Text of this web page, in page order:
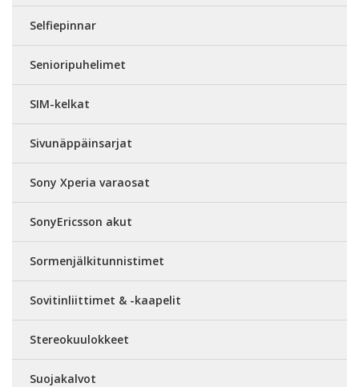
Selfiepinnar
Senioripuhelimet
SIM-kelkat
Sivunäppäinsarjat
Sony Xperia varaosat
SonyEricsson akut
Sormenjälkitunnistimet
Sovitinliittimet & -kaapelit
Stereokuulokkeet
Suojakalvot